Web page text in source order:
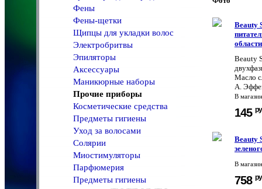
Фены
Фены-щетки
Щипцы для укладки волос
Электробритвы
Эпиляторы
Аксессуары
Маникюрные наборы
Прочие приборы
Косметические средства
Предметы гигиены
Уход за волосами
Солярии
Миостимуляторы
Парфюмерия
Предметы гигиены
Beauty
Beauty
Масло
А.
В
145
Beauty
В
758